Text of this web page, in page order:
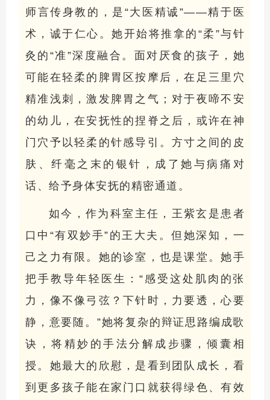
师言传身教的，是“大医精诚”——精于医
术，诚于仁心。她开始将推拿的“柔”与针
灸的“准”深度融合。面对厌食的孩子，她
可能在轻柔的脾胃区按摩后，在足三里穴
精准浅刺，激发脾胃之气；对于夜啼不安
的幼儿，在安抚性的捏脊之后，或许在神
门穴予以轻柔的针感导引。方寸之间的皮
肤、纤毫之末的银针，成了她与病痛对
话、给予身体安抚的精密通道。
如今，作为科室主任，王紫玄是患者
口中“有双妙手”的王大夫。但她深知，一
己之力有限。她的诊室，也是课堂。她手
把手教导年轻医生：“感受这处肌肉的张
力，像不像弓弦？下针时，力要透，心要
静，意要随。”她将复杂的辩证思路编成歌
诀，将精妙的手法分解成步骤，倾囊相
授。她最大的欣慰，是看到团队成长，看
到更多孩子能在家门口就获得绿色、有效